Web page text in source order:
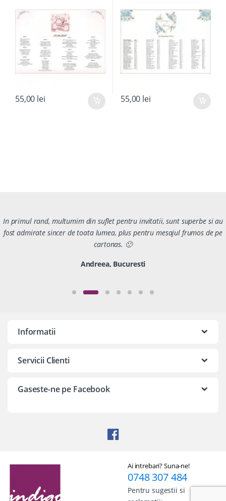
55,00 lei 55,00 lei
In primul rand, multumim din suflet pentru invitatii, sunt superbe si au
fost admirate sincer de toata lumea, plus pentru mesajul frumos de pe
cartonas. 🙂
Andreea, Bucuresti
Informatii
Servicii Clienti
Gaseste-ne pe Facebook
Ai intrebari? Suna-ne!
0748 307 484
Pentru sugestii si